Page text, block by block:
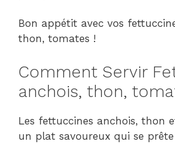
Bon appétit avec vos
thon, tomates !
Comment Servir
anchois, thon,
Les fettuccines anchois, thon
un plat savoureux qui se